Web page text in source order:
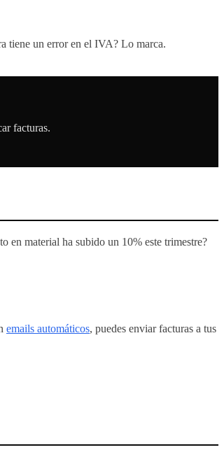
tiene un error en el IVA? Lo marca.
facturas.
en material ha subido un 10% este trimestre?
emails automáticos, puedes enviar facturas a tus